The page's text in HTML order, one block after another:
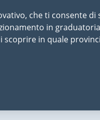
che ti consente di
in
scoprire in quale